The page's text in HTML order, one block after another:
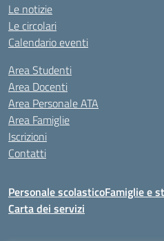
Le notizie
Le circolari
Calendario eventi
Area Studenti
Area Docenti
Area Personale ATA
Area Famiglie
Iscrizioni
Contatti
Personale scolasticoFamiglie e
Carta dei servizi